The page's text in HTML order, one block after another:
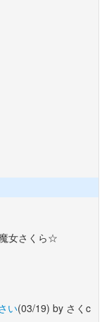
女さくら☆
い(03/19) by さくc